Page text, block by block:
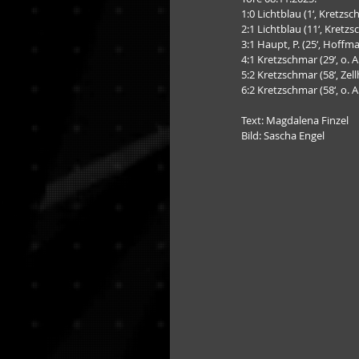
1:0 Lichtblau (1‘,
2:1 Lichtblau (11‘,
3:1 Haupt, P. (25‘,
4:1 Kretzschmar (29‘, o.
5:2 Kretzschmar (58‘,
6:2 Kretzschmar (58‘, o.
Text: Magdalena Finzel
Bild: Sascha Engel